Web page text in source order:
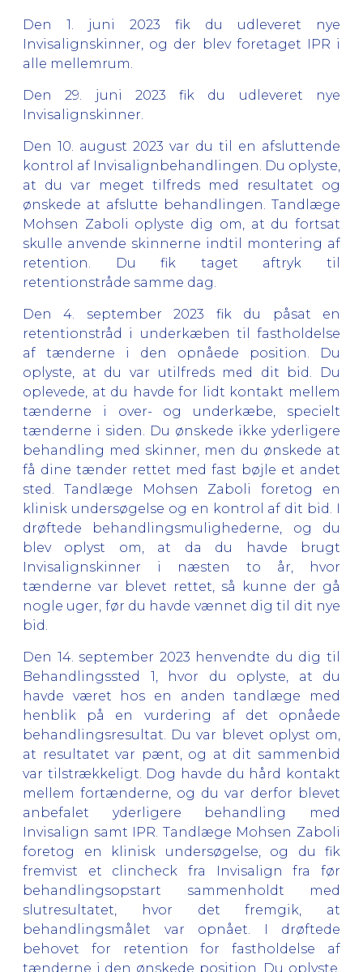
Den 1. juni 2023 fik du udleveret nye
Invisalignskinner, og der blev foretaget IPR i
alle mellemrum.
Den 29. juni 2023 fik du udleveret nye
Invisalignskinner.
Den 10. august 2023 var du til en afsluttende
kontrol af Invisalignbehandlingen. Du oplyste,
at du var meget tilfreds med resultatet og
ønskede at afslutte behandlingen. Tandlæge
Mohsen Zaboli oplyste dig om, at du fortsat
skulle anvende skinnerne indtil montering af
retention. Du fik taget aftryk til
retentionstråde samme dag.
Den 4. september 2023 fik du påsat en
retentionstråd i underkæben til fastholdelse
af tænderne i den opnåede position. Du
oplyste, at du var utilfreds med dit bid. Du
oplevede, at du havde for lidt kontakt mellem
tænderne i over- og underkæbe, specielt
tænderne i siden. Du ønskede ikke yderligere
behandling med skinner, men du ønskede at
få dine tænder rettet med fast bøjle et andet
sted. Tandlæge Mohsen Zaboli foretog en
klinisk undersøgelse og en kontrol af dit bid. I
drøftede behandlingsmulighederne, og du
blev oplyst om, at da du havde brugt
Invisalignskinner i næsten to år, hvor
tænderne var blevet rettet, så kunne der gå
nogle uger, før du havde vænnet dig til dit nye
bid.
Den 14. september 2023 henvendte du dig til
Behandlingssted 1, hvor du oplyste, at du
havde været hos en anden tandlæge med
henblik på en vurdering af det opnåede
behandlingsresultat. Du var blevet oplyst om,
at resultatet var pænt, og at dit sammenbid
var tilstrækkeligt. Dog havde du hård kontakt
mellem fortænderne, og du var derfor blevet
anbefalet yderligere behandling med
Invisalign samt IPR. Tandlæge Mohsen Zaboli
foretog en klinisk undersøgelse, og du fik
fremvist et clincheck fra Invisalign fra før
behandlingsopstart sammenholdt med
slutresultatet, hvor det fremgik, at
behandlingsmålet var opnået. I drøftede
behovet for retention for fastholdelse af
tænderne i den ønskede position. Du oplyste,